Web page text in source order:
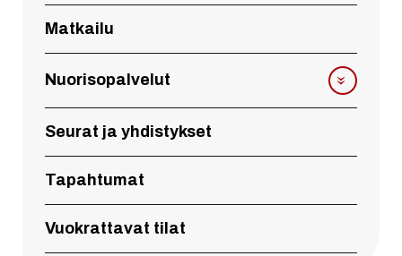
Matkailu
Nuorisopalvelut
Seurat ja yhdistykset
Tapahtumat
Vuokrattavat tilat